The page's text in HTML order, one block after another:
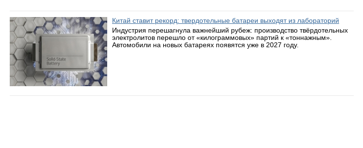
Китай ставит рекорд: твердотельные батареи выходят из лабораторий
Индустрия перешагнула важнейший рубеж: производство твёрдотельных
электролитов перешло от «килограммовых» партий к «тоннажным».
Автомобили на новых батареях появятся уже в 2027 году.